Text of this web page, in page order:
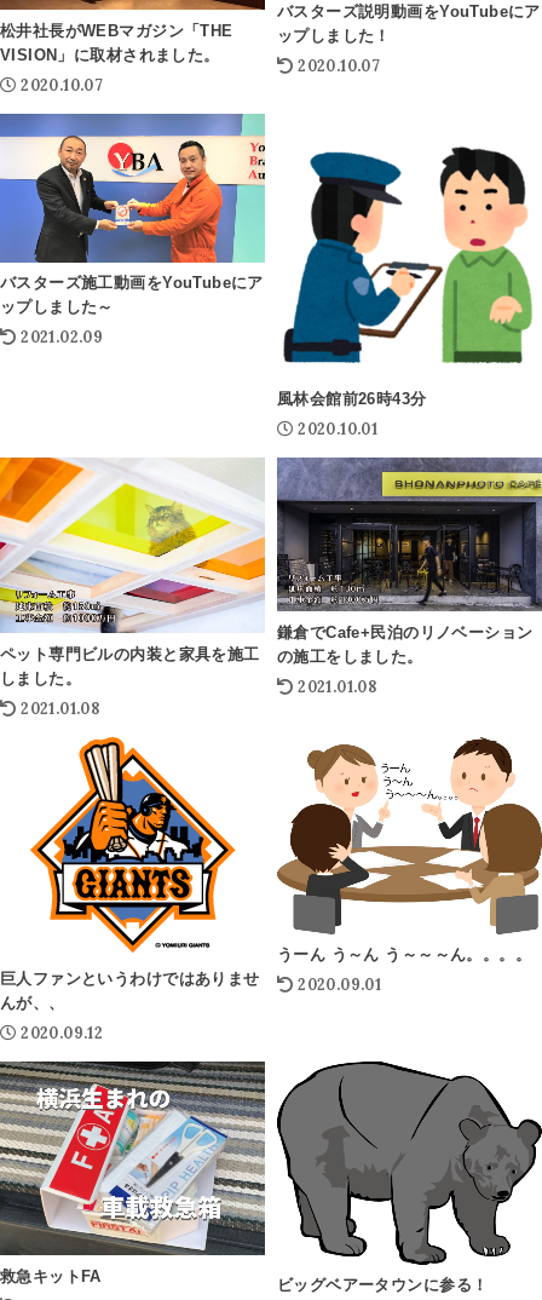
松井社長がWEBマガジン「THE
VISION」に取材されました。
2020.10.07
バスターズ説明動画をYouTubeにア
ップしました！
2020.10.07
バスターズ施工動画をYouTubeにア
ップしました～
2021.02.09
風林会館前26時43分
2020.10.01
ペット専門ビルの内装と家具を施工
しました。
2021.01.08
鎌倉でCafe+民泊のリノベーション
の施工をしました。
2021.01.08
巨人ファンというわけではありませ
んが、、
2020.09.12
うーん う～ん う～～～ん。。。。
2020.09.01
救急キットFA ビッグベアータウンに参る！